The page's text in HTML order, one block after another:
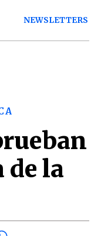
NEWSLETTERS
de la